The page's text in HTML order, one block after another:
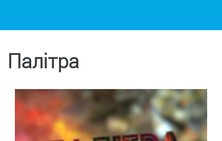
Палітра